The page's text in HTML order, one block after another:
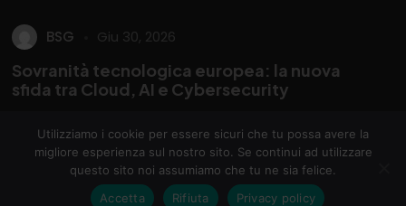
BSG Giu 30, 2026
Sovranità tecnologica europea: la nuova
sfida tra Cloud, AI e Cybersecurity
Cloud, AI e Cybersecurity Perché l’Europa vuole
ripensare la propria autonomia digitale La...
©2026 Business Solutions S.r.l. | P.I. 09189090963 | Tutti i diritti
sono riservati
S. L. Via Tortona, 72 - 20144 Milano (MI) | S.O. Viale Monza, 259 -
20126 Milano (MI) | Privacy Policy Cookie
Utilizziamo i cookie per essere sicuri che tu possa avere la
migliore esperienza sul nostro sito. Se continui ad utilizzare
questo sito noi assumiamo che tu ne sia felice.
Accetta
Rifiuta Privacy policy